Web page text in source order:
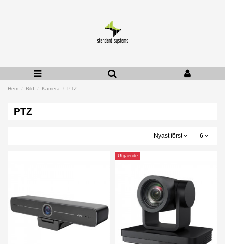
Hem Bild Kamera PTZ
PTZ
Nyast först 6
Utgående